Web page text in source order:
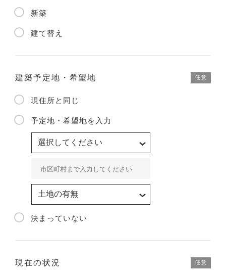
新築
建て替え
建築予定地・希望地 任意
現住所と同じ
予定地・希望地を入力
決まっていない
現在の状況 任意